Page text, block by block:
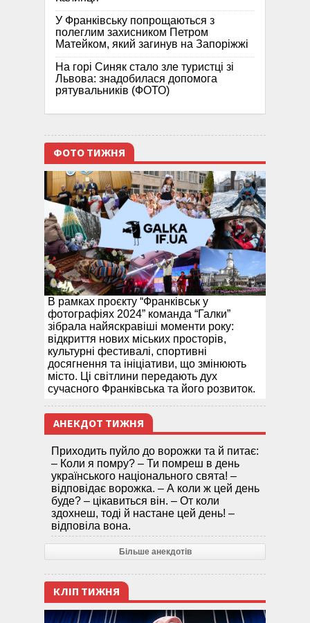
У Франківську попрощаються з
полеглим захисником Петром
Матейком, який загинув на Запоріжжі
На горі Синяк стало зле туристці зі
Львова: знадобилася допомога
рятувальників (ФОТО)
ФОТО ТИЖНЯ
В рамках проєкту “Франківськ у
фотографіях 2024” команда “Галки”
зібрала найяскравіші моменти року:
відкриття нових міських просторів,
культурні фестивалі, спортивні
досягнення та ініціативи, що змінюють
місто. Ці світлини передають дух
сучасного Франківська та його розвиток.
АНЕКДОТ ТИЖНЯ
Приходить пуйло до ворожки та й питає:
– Коли я помру? – Ти помреш в день
українського національного свята! –
відповідає ворожка. – А коли ж цей день
буде? – цікавиться він. – От коли
здохнеш, тоді й настане цей день! –
відповіла вона.
Більше анекдотів
КЛІП ТИЖНЯ